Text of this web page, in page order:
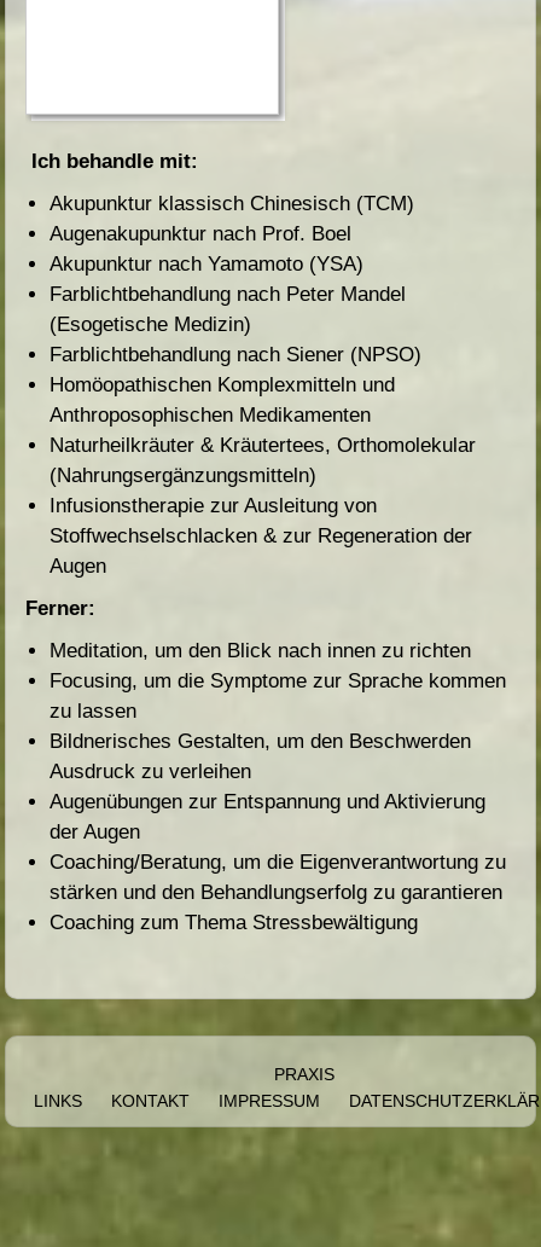
Ich behandle mit:
Akupunktur klassisch Chinesisch (TCM)
Augenakupunktur nach Prof. Boel
Akupunktur nach Yamamoto (YSA)
Farblichtbehandlung nach Peter Mandel
(Esogetische Medizin)
Farblichtbehandlung nach Siener (NPSO)
Homöopathischen Komplexmitteln und
Anthroposophischen Medikamenten
Naturheilkräuter & Kräutertees, Orthomolekular
(Nahrungsergänzungsmitteln)
Infusionstherapie zur Ausleitung von
Stoffwechselschlacken & zur Regeneration der
Augen
Ferner:
Meditation, um den Blick nach innen zu richten
Focusing, um die Symptome zur Sprache kommen
zu lassen
Bildnerisches Gestalten, um den Beschwerden
Ausdruck zu verleihen
Augenübungen zur Entspannung und Aktivierung
der Augen
Coaching/Beratung, um die Eigenverantwortung zu
stärken und den Behandlungserfolg zu garantieren
Coaching zum Thema Stressbewältigung
PRAXIS
LINKS
KONTAKT IMPRESSUM